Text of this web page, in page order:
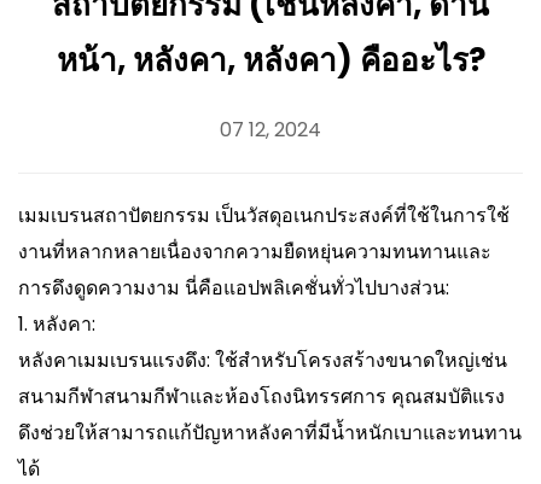
หน้า, หลังคา, หลังคา) คืออะไร?
07 12, 2024
เมมเบรนสถาปัตยกรรม เป็นวัสดุอเนกประสงค์ที่ใช้ในการใช้
งานที่หลากหลายเนื่องจากความยืดหยุ่นความทนทานและ
การดึงดูดความงาม นี่คือแอปพลิเคชั่นทั่วไปบางส่วน:
1. หลังคา:
หลังคาเมมเบรนแรงดึง: ใช้สำหรับโครงสร้างขนาดใหญ่เช่น
สนามกีฬาสนามกีฬาและห้องโถงนิทรรศการ คุณสมบัติแรง
ดึงช่วยให้สามารถแก้ปัญหาหลังคาที่มีน้ำหนักเบาและทนทาน
ได้